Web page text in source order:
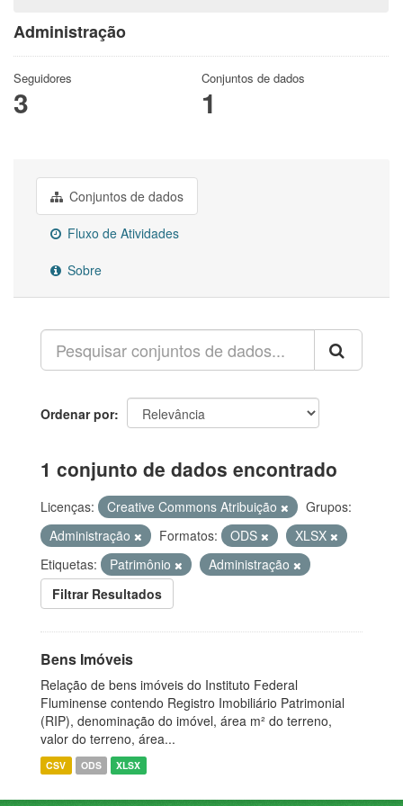
Administração
Seguidores
3
Conjuntos de dados
1
Conjuntos de dados
Fluxo de Atividades
Sobre
Ordenar por
1 conjunto de dados encontrado
Licenças: Creative Commons Atribuição
Grupos:
Administração
Formatos: ODS
XLSX
Etiquetas:
Patrimônio
Administração
Filtrar Resultados
Bens Imóveis
Relação de bens imóveis do Instituto Federal
Fluminense contendo Registro Imobiliário Patrimonial
(RIP), denominação do imóvel, área m² do terreno,
valor do terreno, área...
CSV ODS XLSX